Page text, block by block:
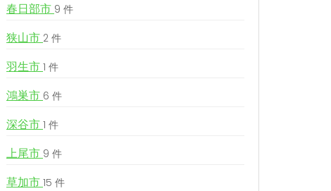
春日部市 9 件
狭山市 2 件
羽生市 1 件
鴻巣市 6 件
深谷市 1 件
上尾市 9 件
草加市 15 件